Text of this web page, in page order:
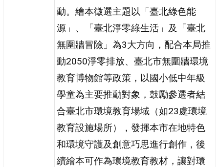
動。繪本徵選主題以「臺北綠色能
源」、「臺北淨零綠生活」及「臺北
無圍牆冒險」為3大方向，配合本局推
動2050淨零排放、臺北市無圍牆環境
教育博物館等政策，以國小低中年級
學童為主要推動對象，鼓勵參選者結
合臺北市環境教育場域（如23處環境
教育設施場所），發揮本市在地特色
和環境守護及創意巧思進行創作，後
續繪本可作為環境教育教材，讓對環